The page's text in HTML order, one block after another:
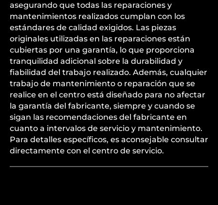
asegurando que todas las reparaciones y
mantenimientos realizados cumplan con los
estándares de calidad exigidos. Las piezas
originales utilizadas en las reparaciones están
cubiertas por una garantía, lo que proporciona
tranquilidad adicional sobre la durabilidad y
fiabilidad del trabajo realizado. Además, cualquier
trabajo de mantenimiento o reparación que se
realice en el centro está diseñado para no afectar
la garantía del fabricante, siempre y cuando se
sigan las recomendaciones del fabricante en
cuanto a intervalos de servicio y mantenimiento.
Para detalles específicos, es aconsejable consultar
directamente con el centro de servicio.